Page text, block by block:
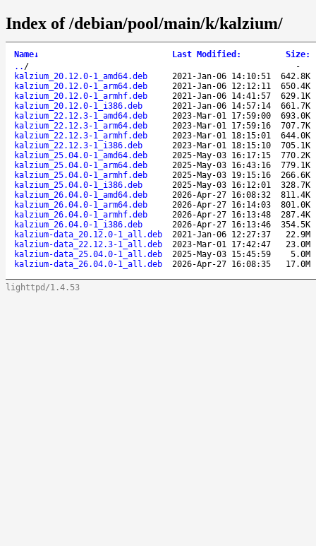
Index of /debian/pool/main/k/kalzium/
Name↓ Last Modified : Size:
.. /
-
kalzium_20.12.0-1_amd64.deb
2021-Jan-06 14:10:51
642.8K
kalzium_20.12.0-1_arm64.deb
2021-Jan-06 12:12:11
650.4K
kalzium_20.12.0-1_armhf.deb
2021-Jan-06 14:41:57
629.1K
kalzium_20.12.0-1_i386.deb
2021-Jan-06 14:57:14
661.7K
kalzium_22.12.3-1_amd64.deb
2023-Mar-01 17:59:00
693.0K
kalzium_22.12.3-1_arm64.deb
2023-Mar-01 17:59:16
707.7K
kalzium_22.12.3-1_armhf.deb
2023-Mar-01 18:15:01
644.0K
kalzium_22.12.3-1_i386.deb
2023-Mar-01 18:15:10
705.1K
kalzium_25.04.0-1_amd64.deb
2025-May-03 16:17:15
770.2K
kalzium_25.04.0-1_arm64.deb
2025-May-03 16:43:16
779.1K
kalzium_25.04.0-1_armhf.deb
2025-May-03 19:15:16
266.6K
kalzium_25.04.0-1_i386.deb
2025-May-03 16:12:01
328.7K
kalzium_26.04.0-1_amd64.deb
2026-Apr-27 16:08:32
811.4K
kalzium_26.04.0-1_arm64.deb
2026-Apr-27 16:14:03
801.0K
kalzium_26.04.0-1_armhf.deb
2026-Apr-27 16:13:48
287.4K
kalzium_26.04.0-1_i386.deb
2026-Apr-27 16:13:46
354.5K
kalzium-data_20.12.0-1_all.deb
2021-Jan-06 12:27:37
22.9M
kalzium-data_22.12.3-1_all.deb
2023-Mar-01 17:42:47
23.0M
kalzium-data_25.04.0-1_all.deb
2025-May-03 15:45:59
5.0M
kalzium-data_26.04.0-1_all.deb
2026-Apr-27 16:08:35 17.0M
lighttpd/1.4.53